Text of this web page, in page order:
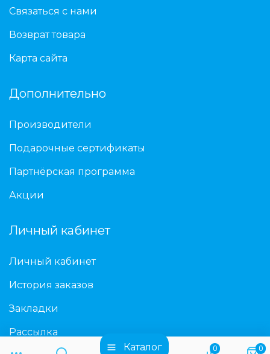
Каталог 0 0
Связаться с нами
Возврат товара
Карта сайта
Дополнительно
Производители
Подарочные сертификаты
Партнёрская программа
Акции
Личный кабинет
Личный кабинет
История заказов
Закладки
Рассылка